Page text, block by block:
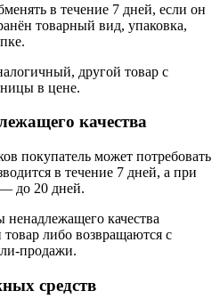
в течение 7 дней, если он
товарный вид, упаковка,
другой товар с
в цене.
качества
покупатель может потребовать
в течение 7 дней, а при
до 20 дней.
качества
либо возвращаются с
продажи.
средств